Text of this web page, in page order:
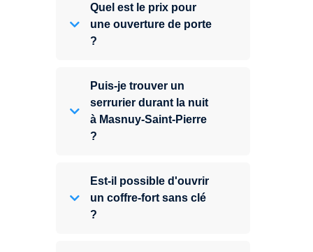
Quel est le prix pour
une ouverture de porte
?
Puis-je trouver un
serrurier durant la nuit
à Masnuy-Saint-Pierre
?
Est-il possible d'ouvrir
un coffre-fort sans clé
?